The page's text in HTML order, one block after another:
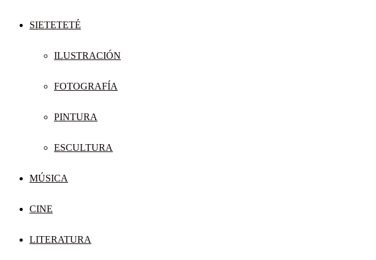
SIETETETÉ
ILUSTRACIÓN
FOTOGRAFÍA
PINTURA
ESCULTURA
MÚSICA
CINE
LITERATURA